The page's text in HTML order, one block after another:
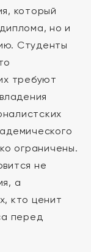
который
но и
Студенты
требуют
ограничены.
не
а
кто ценит
перед